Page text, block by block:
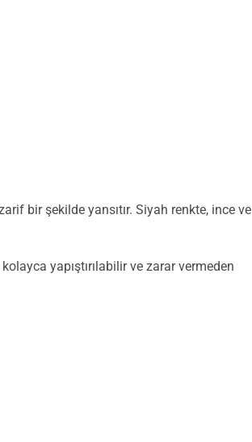
bir şekilde yansıtır. Siyah renkte, ince ve
yapıştırılabilir ve zarar vermeden